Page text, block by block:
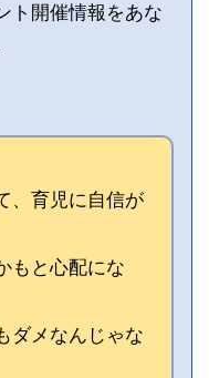
ト開催情報をあな
、育児に自信が
もと心配にな
ダメなんじゃな